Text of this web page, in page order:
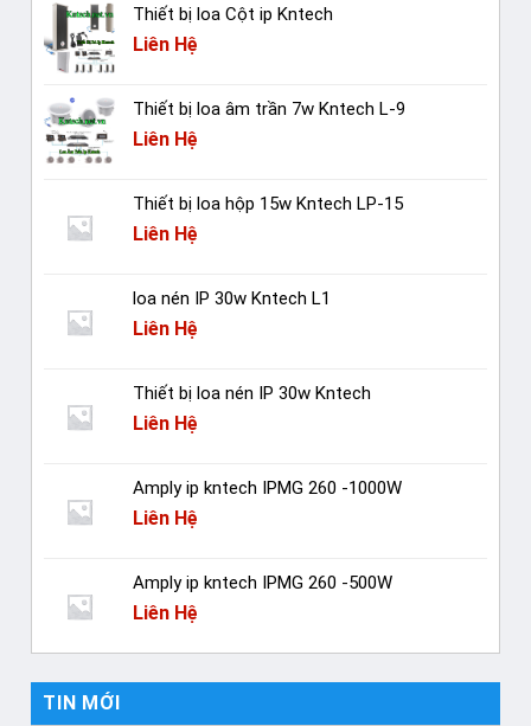
Thiết bị loa Cột ip Kntech
Liên Hệ
Thiết bị loa âm trần 7w Kntech L-9
Liên Hệ
Thiết bị loa hộp 15w Kntech LP-15
Liên Hệ
loa nén IP 30w Kntech L1
Liên Hệ
Thiết bị loa nén IP 30w Kntech
Liên Hệ
Amply ip kntech IPMG 260 -1000W
Liên Hệ
Amply ip kntech IPMG 260 -500W
Liên Hệ
TIN MỚI